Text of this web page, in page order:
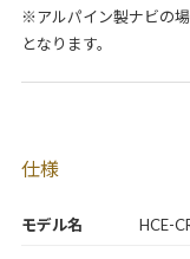
モデル名 HCE-
※アルパイン製ナビの
となります。
仕様